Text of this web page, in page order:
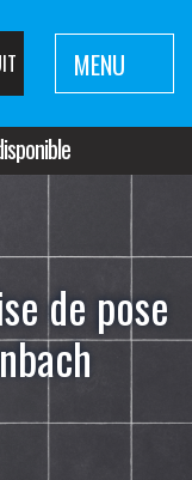
MENU
de pose